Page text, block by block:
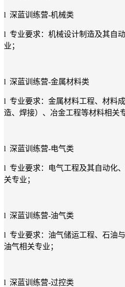
l 深蓝训练营-机械类
l 专业要求：机械设计制造及其自
业；
l 深蓝训练营-金属材料类
l 专业要求：金属材料工程、材料
造、焊接）、冶金工程等材料相关
l 深蓝训练营-电气类
l 专业要求：电气工程及其自动化
关专业；
l 深蓝训练营-油气类
l 专业要求：油气储运工程、石油
油气相关专业；
l 深蓝训练营-过控类